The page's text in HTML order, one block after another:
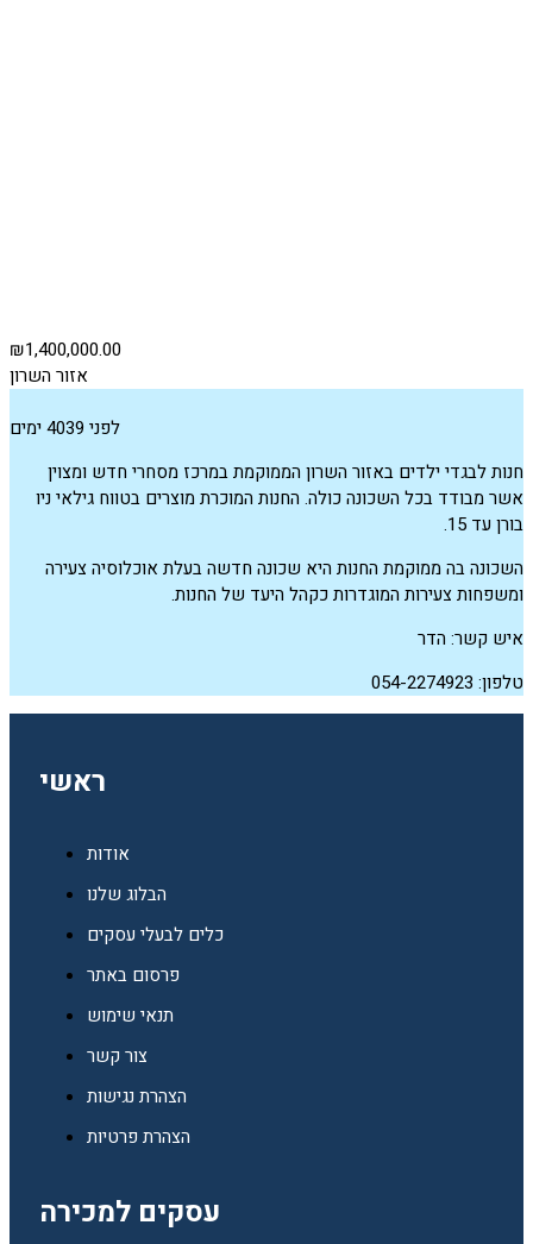
₪1,400,000.00
אזור השרון
לפני 4039 ימים
חנות לבגדי ילדים באזור השרון הממוקמת במרכז מסחרי חדש ומצוין
אשר מבודד בכל השכונה כולה. החנות המוכרת מוצרים בטווח גילאי ניו
בורן עד 15.
השכונה בה ממוקמת החנות היא שכונה חדשה בעלת אוכלוסיה צעירה
ומשפחות צעירות המוגדרות כקהל היעד של החנות.
איש קשר: הדר
טלפון: 054-2274923
ראשי
אודות
הבלוג שלנו
כלים לבעלי עסקים
פרסום באתר
תנאי שימוש
צור קשר
הצהרת נגישות
הצהרת פרטיות
עסקים למכירה